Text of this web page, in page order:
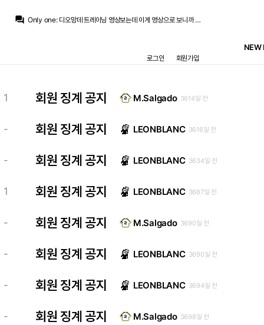
question_answer Only one: 디오망데 트레이닝 영상보는데 이게 영상으로 보니까 되게 낯서네요
No.5_Zidane: 수비멘디는 로드리보다도 현실성이 없는데 ㅋㅋㅋ
뉴스봇: AS) 레알, AI 추천 수비미디 영입
NEW
로그인 회원가입
1 회원 징계 공지 M.Salgado 3614일 전
- 회원 징계 공지 LEONBLANC 3616일 전
- 회원 징계 공지 LEONBLANC 3634일 전
1 회원 징계 공지 LEONBLANC 3687일 전
- 회원 징계 공지 M.Salgado 3690일 전
- 회원 징계 공지 LEONBLANC 3690일 전
- 회원 징계 공지 LEONBLANC 3694일 전
- 회원 징계 공지 M.Salgado 3698일 전